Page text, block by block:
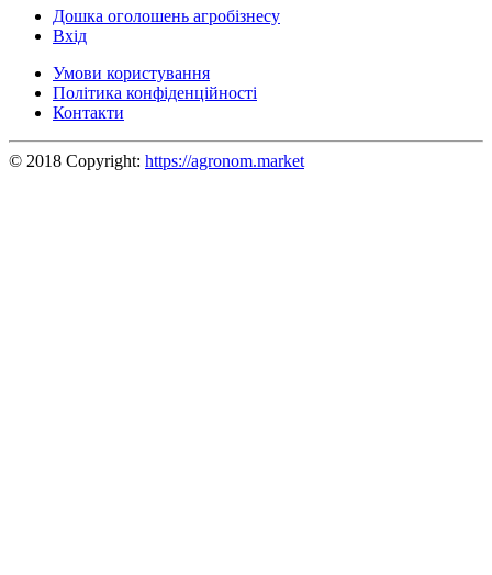
Дошка оголошень агробізнесу
Вхід
Умови користування
Політика конфіденційності
Контакти
© 2018 Copyright: https://agronom.market